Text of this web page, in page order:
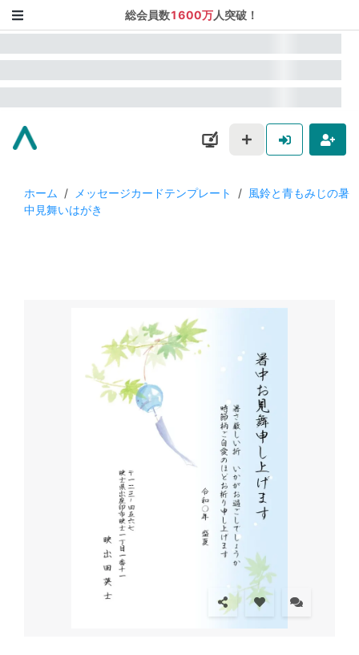
総会員数1600万人突破！
ホーム / メッセージカードテンプレート / 風鈴と青もみじの暑
中見舞いはがき